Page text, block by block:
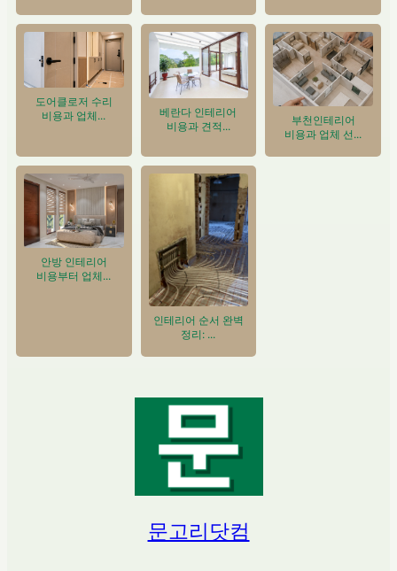
도어클로저 수리
비용과 업체...
베란다 인테리어
비용과 견적...
부천인테리어
비용과 업체 선...
안방 인테리어
비용부터 업체...
인테리어 순서 완벽
정리: ...
문고리닷컴